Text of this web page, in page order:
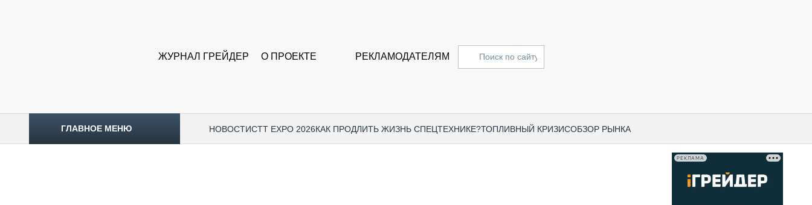
ЖУРНАЛ ГРЕЙДЕР О ПРОЕКТЕ РЕКЛАМОДАТЕЛЯМ
ГЛАВНОЕ МЕНЮ НОВОСТИCTT EXPO 2026КАК ПРОДЛИТЬ ЖИЗНЬ СПЕЦТЕХНИКЕ?ТОПЛИВНЫЙ КРИЗИСОБЗОР РЫНКА
РЕКЛАМА